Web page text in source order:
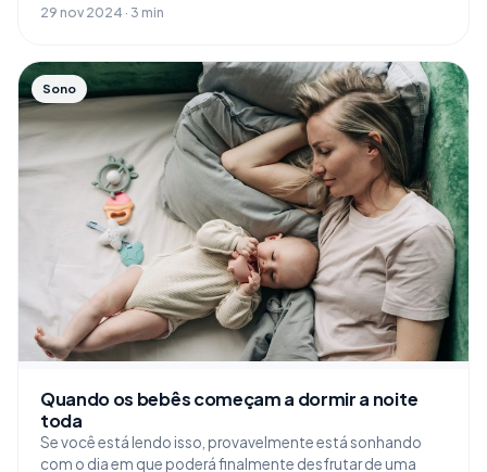
29 nov 2024 · 3 min
Sono
Quando os bebês começam a dormir a noite
toda
Se você está lendo isso, provavelmente está sonhando
com o dia em que poderá finalmente desfrutar de uma